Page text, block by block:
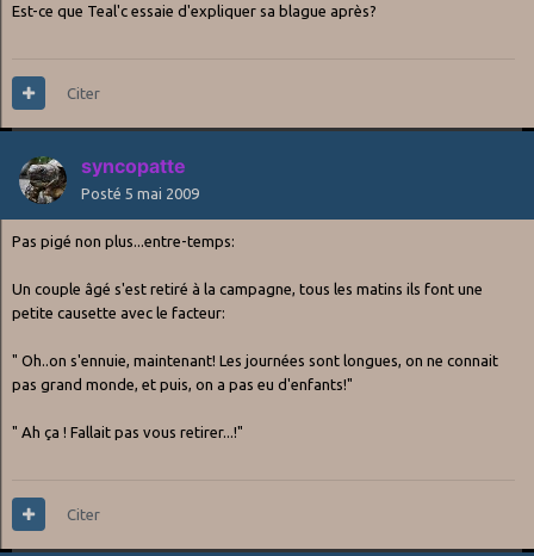
Est-ce que Teal'c essaie d'expliquer sa blague après?
Citer
syncopatte
Posté 5 mai 2009
Pas pigé non plus...entre-temps:
Un couple âgé s'est retiré à la campagne, tous les matins ils font une
petite causette avec le facteur:
" Oh..on s'ennuie, maintenant! Les journées sont longues, on ne connait
pas grand monde, et puis, on a pas eu d'enfants!"
" Ah ça ! Fallait pas vous retirer...!"
Citer